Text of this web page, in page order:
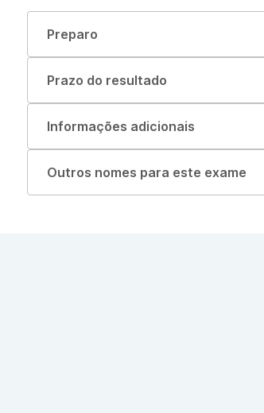
Preparo
Prazo do resultado
Informações adicionais
Outros nomes para este exame